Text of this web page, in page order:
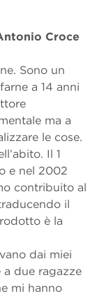
Croce
Sono un
a 14 anni
ma a
le cose.
Il 1
e nel 2002
contribuito al
il
è la
dai miei
a due ragazze
mi hanno